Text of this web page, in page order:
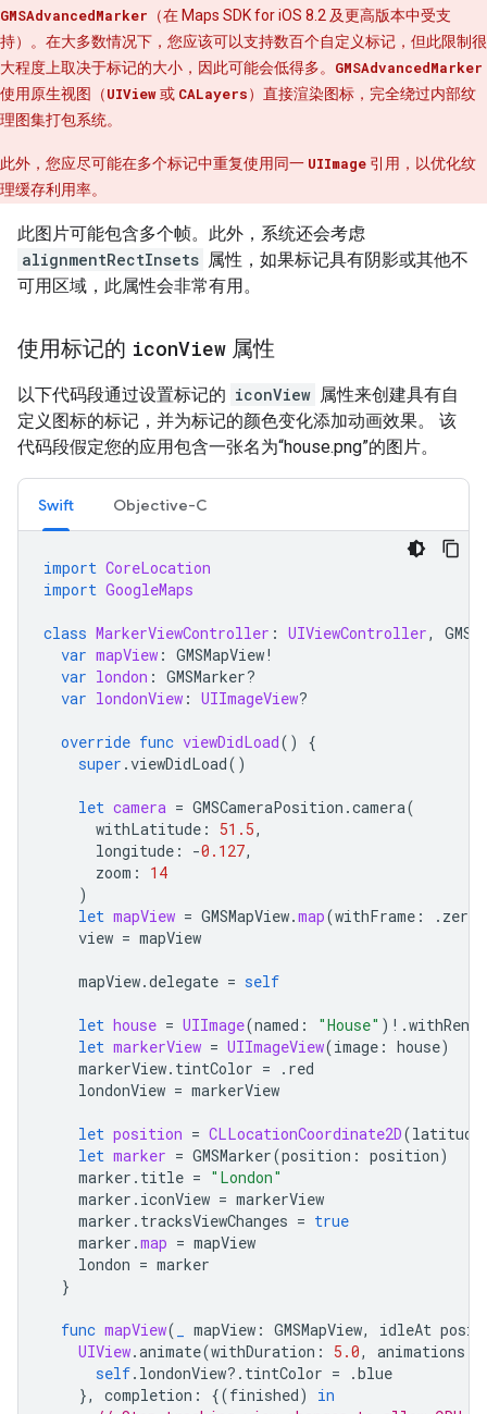
GMSAdvancedMarker （在 Maps SDK for iOS 8.2 及更高版本中受支
持）。在大多数情况下，您应该可以支持数百个自定义标记，但此限制很
大程度上取决于标记的大小，因此可能会低得多。 GMSAdvancedMarker
使用原生视图（UIView或 CALayers）直接渲染图标，完全绕过内部纹
理图集打包系统。
此外，您应尽可能在多个标记中重复使用同一 UIImage 引用，以优化纹
理缓存利用率。
此图片可能包含多个帧。此外，系统还会考虑
alignmentRectInsets 属性，如果标记具有阴影或其他不
可用区域，此属性会非常有用。
使用标记的 iconView 属性
以下代码段通过设置标记的 iconView 属性来创建具有自
定义图标的标记，并为标记的颜色变化添加动画效果。 该
代码段假定您的应用包含一张名为“house.png”的图片。
Swift Objective-C
import CoreLocation
import GoogleMaps
class MarkerViewController : UIViewController,
var mapView : GMSMapView!
var london : GMSMarker?
var londonView : UIImageView?
override func viewDidLoad()
{
super .viewDidLoad()
let camera = GMSCameraPosition .camera(
withLatitude : 51.5,
longitude : -0.127,
zoom :
14
)
let mapView = GMSMapView.map(withFrame : . zero
view = mapView
mapView.delegate = self
let house = UIImage(named : "House" ) ! .
let markerView = UIImageView(image : house)
markerView. tintColor = . red
londonView = markerView
let position = CLLocationCoordinate2D(latitude
let marker = GMSMarker(position : position)
marker . title = "London"
marker . iconView = markerView
marker . tracksViewChanges = true
marker .map = mapView
london = marker
}
func mapView( mapView : GMSMapView, idleAt
UIView.animate(withDuration : 5.0, animations
self. londonView?. tintColor = .blue
},
completion : {(finished)
in